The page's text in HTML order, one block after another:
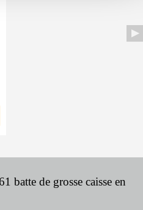
batte de grosse caisse en